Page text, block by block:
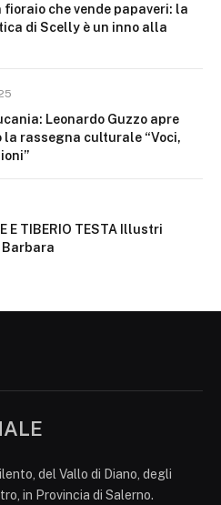
fioraio che vende papaveri: la
di Scelly è un inno alla
Leonardo Guzzo apre
la rassegna culturale “Voci,
E TIBERIO TESTA Illustri
del Vallo di Diano, degli
in Provincia di Salerno.